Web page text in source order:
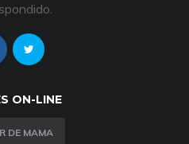
ON-LINE
DE MAMA